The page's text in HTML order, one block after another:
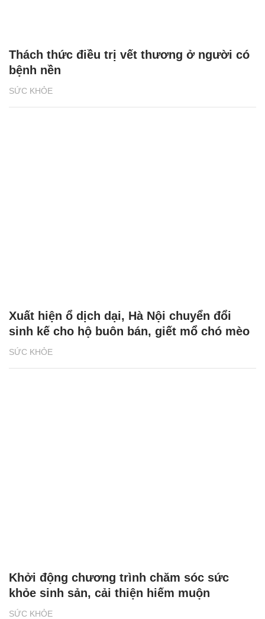
SỨC KHỎE
Thách thức điều trị vết thương ở người có
bệnh nền
SỨC KHỎE
Xuất hiện ổ dịch dại, Hà Nội chuyển đổi
sinh kế cho hộ buôn bán, giết mổ chó mèo
SỨC KHỎE
Khởi động chương trình chăm sóc sức
khỏe sinh sản, cải thiện hiếm muộn